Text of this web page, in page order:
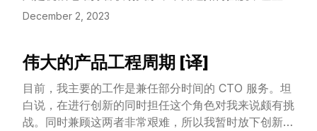
确定是否能够摆脱，或者摆脱后是否能找到更好的机
能。又或者，你已经是那位幸运儿，找到了自己的理想
职位。约会是令人兴奋的吗？更确切地说，它充满了迷
惑。面对未来，我们该如何做出最佳选择呢？我的建议
是：跟随内心。
December 2, 2023
伟大的产品工程周期 [译]
目前，我主要的工作是兼任部分时间的 CTO 服务。坦
白说，在进行创新的同时担任这个角色对我来说颇有挑
战。同时兼顾这两者非常艰难，所以我暂时放下创新者
View Article